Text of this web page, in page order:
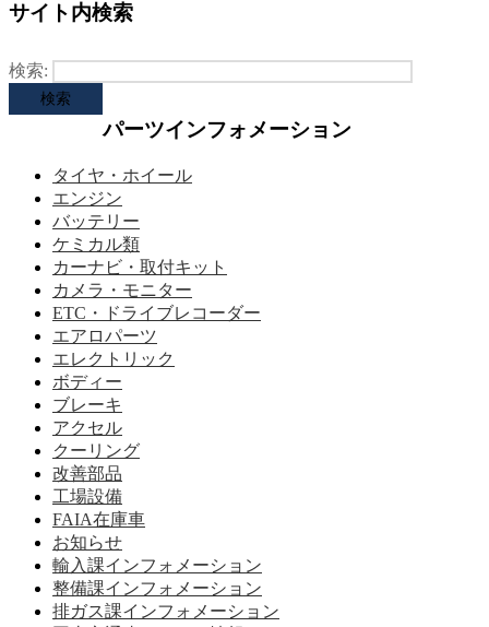
サイト内検索
検索:
パーツインフォメーション
タイヤ・ホイール
エンジン
バッテリー
ケミカル類
カーナビ・取付キット
カメラ・モニター
ETC・ドライブレコーダー
エアロパーツ
エレクトリック
ボディー
ブレーキ
アクセル
クーリング
改善部品
工場設備
FAIA在庫車
お知らせ
輸入課インフォメーション
整備課インフォメーション
排ガス課インフォメーション